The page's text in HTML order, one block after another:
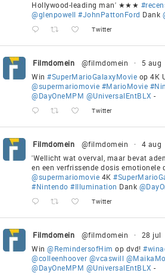
Hollywood-leading man' ★★★
@glenpowell #JohnPattonFord Dank
Twitter
Filmdomein @filmdomein ·
5 aug
Win #SuperMarioGalaxyMovie op 4K
@supermariomovie #MarioMovie
@DayOneMPM @UniversalEntBLX -
Twitter
Filmdomein @filmdomein ·
4 aug
'Wellicht wat overval, maar bevat
en een verfrissende dosis
@supermariomovie 4K
#Nintendo #Illumination Dank
Twitter
Filmdomein @filmdomein ·
28 jul
Win @RemindersofHim op dvd!
@colleenhoover @vcaswill
@DayOneMPM @UniversalEntBLX -